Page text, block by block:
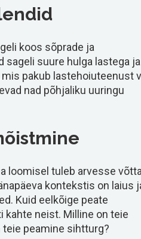
koos sõprade ja
sageli suure hulga lastega ja
pakub lastehoiuteenust
nad põhjaliku uuringu
loomisel tuleb arvesse
kontekstis on laius
Kuid eelkõige peate
kahte neist. Milline on teie
peamine sihtturg?